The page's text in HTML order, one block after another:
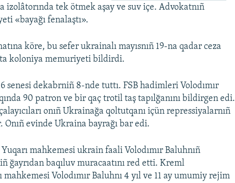
izolâtorında tek ötmek aşay ve suv içe. Advokatnıñ
«bayağı fenalaştı».
köre, bu sefer ukrainalı mayısnıñ 19-na qadar ceza
koloniya memuriyeti bildirdi.
senesi dekabrniñ 8-nde tuttı. FSB hadimleri Volodımır
90 patron ve bir qaç trotil taş tapılğanını bildirgen edi.
onıñ Ukrainağa qoltutqanı içün repressiyalarnıñ
Onıñ evinde Ukraina bayrağı bar edi.
mahkemesi ukrain faali Volodımır Baluhnıñ
ğayrıdan baqıluv muracaatını red etti. Kreml
mahkemesi Volodımır Baluhnı 4 yıl ve 11 ay umumiy rejim